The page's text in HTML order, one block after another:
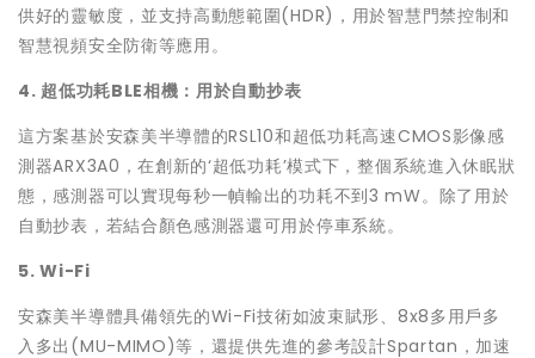
供好的靈敏度，並支持高動態範圍(HDR)，用於智慧門禁控制和
智慧視頻安全防衛等應用。
4. 超低功耗BLE相機：用於自動抄表
這方案基於安森美半導體的RSL10和超低功耗高速CMOS影像感
測器ARX3A0，在創新的‘超低功耗’模式下，整個系統進入休眠狀
態，感測器可以實現每秒一幀輸出的功耗不到3 mW。除了用於
自動抄表，若結合顏色感測器還可用於停車系統。
5. Wi-Fi
安森美半導體具備領先的Wi-Fi技術如波束賦形、8x8多用戶多
入多出(MU-MIMO)等，還提供先進的參考設計Spartan，加速